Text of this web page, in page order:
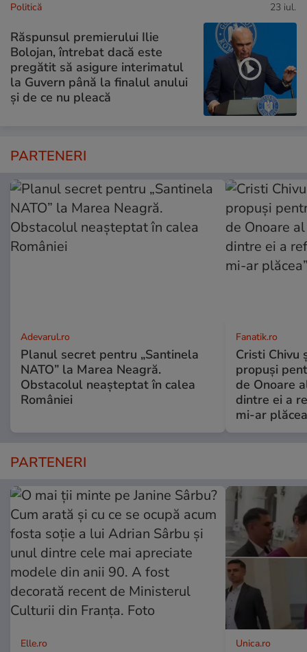
Politică 23 iul.
Răspunsul premierului Ilie
Bolojan, întrebat dacă este
pregătit să asigure interimatul
la Guvern până la finalul anului
și de ce nu pleacă
PARTENERI
Adevarul.ro
Planul secret pentru „Santinela
NATO” la Marea Neagră.
Obstacolul neașteptat în calea
României
Fanatik.ro
Cristi Chivu
propuși
de Onoare
dintre ei a
mi-ar
PARTENERI
Elle.ro Unica.ro